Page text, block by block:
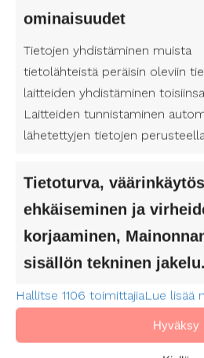
ominaisuudet
Tietojen yhdistäminen muista
tietolähteistä peräisin oleviin
laitteiden yhdistäminen
Laitteiden tunnistaminen
lähetettyjen tietojen
Tietoturva,
ehkäiseminen ja
korjaaminen,
sisällön tekninen jakelu.
Hallitse 1106 toimittajiaLue lisää
Hyväksy
harrastusten pariin ei ole
toteutettavissa oleva
Lue lisää täältä:
Kymenlaakson